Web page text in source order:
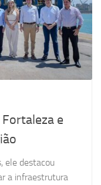
e
ele destacou
a infraestrutura